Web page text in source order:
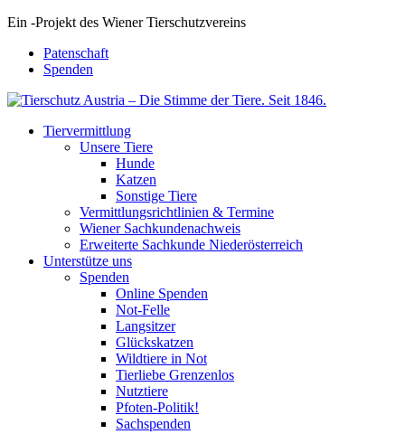
Ein -Projekt des Wiener Tierschutzvereins
Patenschaft
Spenden
Tiervermittlung
Unsere Tiere
Hunde
Katzen
Sonstige Tiere
Vermittlungsrichtlinien & Termine
Wiener Sachkundenachweis
Erweiterte Sachkunde Niederösterreich
Unterstütze uns
Spenden
Online Spenden
Not-Felle
Langsitzer
Glückskatzen
Wildtiere in Not
Tierliebe Grenzenlos
Nutztiere
Pfoten-Politik!
Sachspenden